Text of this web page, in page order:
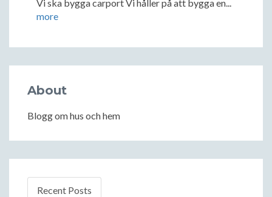
Vi ska bygga carport Vi håller på att bygga en...
more
About
Blogg om hus och hem
Recent Posts